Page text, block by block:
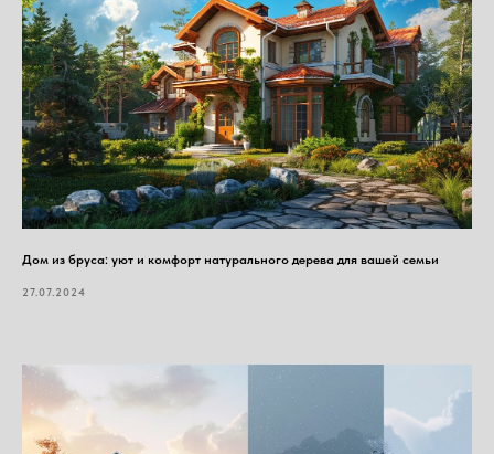
Дом из бруса: уют и комфорт натурального дерева для вашей семьи
27.07.2024